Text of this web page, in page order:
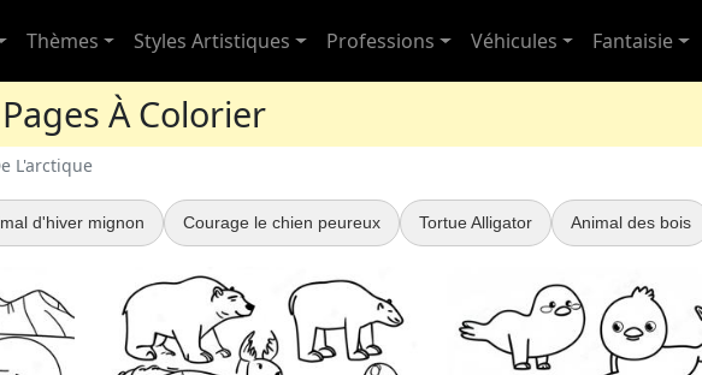
Thèmes Styles Artistiques Professions Véhicules Fantaisie
À Colorier
L'arctique
d'hiver mignon Courage le chien peureux Tortue Alligator Animal des bois